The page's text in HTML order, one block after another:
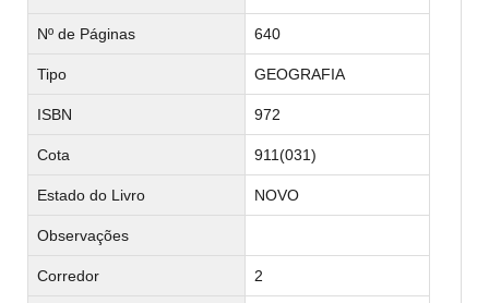
Nº de Páginas 640
Tipo GEOGRAFIA
ISBN 972
Cota 911(031)
Estado do Livro NOVO
Observações
Corredor 2